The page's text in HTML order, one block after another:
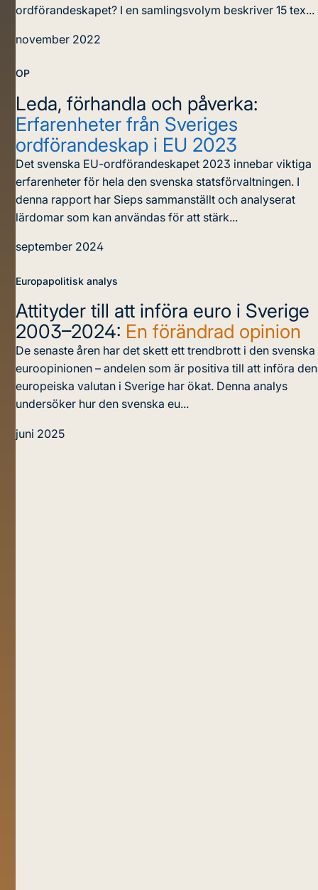
ordförandeskapet? I en samlingsvolym beskriver 15 tex...
november 2022
OP
Leda, förhandla och påverka:
Erfarenheter från Sveriges
ordförandeskap i EU 2023
Det svenska EU-ordförandeskapet 2023 innebar viktiga
erfarenheter för hela den svenska statsförvaltningen. I
denna rapport har Sieps sammanställt och analyserat
lärdomar som kan användas för att stärk...
september 2024
Europapolitisk analys
Attityder till att införa euro i Sverige
2003–2024: En förändrad opinion
De senaste åren har det skett ett trendbrott i den svenska
euroopinionen – andelen som är positiva till att införa den
europeiska valutan i Sverige har ökat. Denna analys
undersöker hur den svenska eu...
juni 2025